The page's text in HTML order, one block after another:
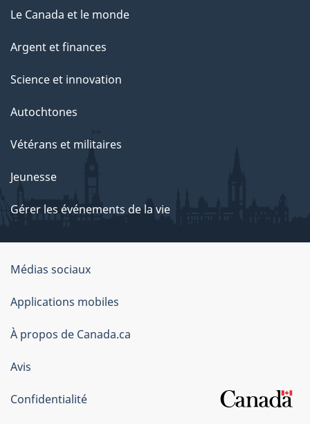
Le Canada et le monde
Argent et finances
Science et innovation
Autochtones
Vétérans et militaires
Jeunesse
Gérer les événements de la vie
Organisation
du
gouvernement
du
Canada
Médias sociaux
Applications mobiles
À propos de Canada.ca
Avis
Confidentialité